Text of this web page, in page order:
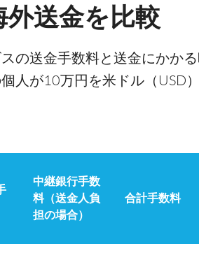
外送金を比較
の送金手数料と送金にかか
人が10万円を米ドル（USD
中継銀行手数
料（送金人負
担の場合）
合計手数料